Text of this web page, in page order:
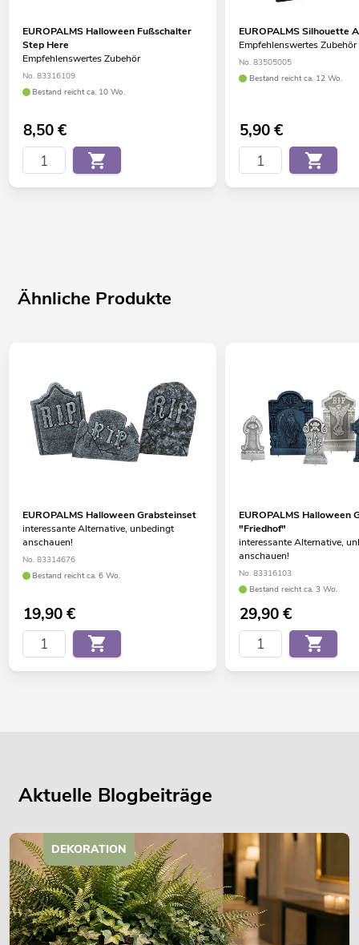
EUROPALMS Halloween Fußschalter
Step Here
Empfehlenswertes Zubehör
No. 83316109
Bestand reicht ca. 10 Wo.
8,50€
EUROPALMS Silhouette
Empfehlenswertes Zubehör
No. 83505005
Bestand reicht ca. 12 Wo.
5,90€
Ähnliche Produkte
EUROPALMS Halloween Grabsteinset
interessante Alternative, unbedingt
anschauen!
No. 83314676
Bestand reicht ca. 6 Wo.
19,90€
EUROPALMS Halloween
"Friedhof"
interessante Alternative,
anschauen!
No. 83316103
Bestand reicht ca. 3 Wo.
29,90€
Aktuelle Blogbeiträge
DEKORATION